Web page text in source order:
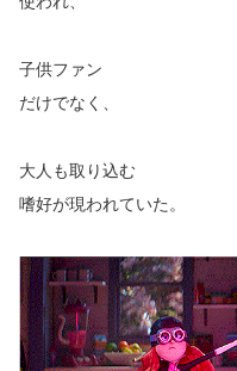
子供ファン
だけでなく、
大人も取り込む
嗜好が現われていた。